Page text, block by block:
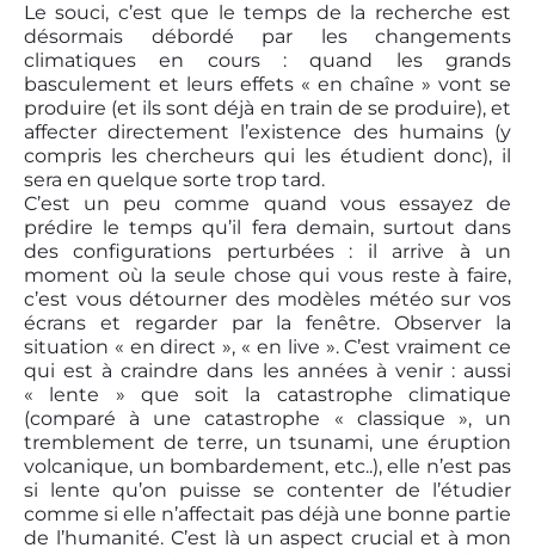
Le souci, c’est que le temps de la recherche est
désormais débordé par les changements
climatiques en cours : quand les grands
basculement et leurs effets « en chaîne » vont se
produire (et ils sont déjà en train de se produire), et
affecter directement l’existence des humains (y
compris les chercheurs qui les étudient donc), il
sera en quelque sorte trop tard.
C’est un peu comme quand vous essayez de
prédire le temps qu’il fera demain, surtout dans
des configurations perturbées : il arrive à un
moment où la seule chose qui vous reste à faire,
c’est vous détourner des modèles météo sur vos
écrans et regarder par la fenêtre. Observer la
situation « en direct », « en live ». C’est vraiment ce
qui est à craindre dans les années à venir : aussi
« lente » que soit la catastrophe climatique
(comparé à une catastrophe « classique », un
tremblement de terre, un tsunami, une éruption
volcanique, un bombardement, etc..), elle n’est pas
si lente qu’on puisse se contenter de l’étudier
comme si elle n’affectait pas déjà une bonne partie
de l’humanité. C’est là un aspect crucial et à mon